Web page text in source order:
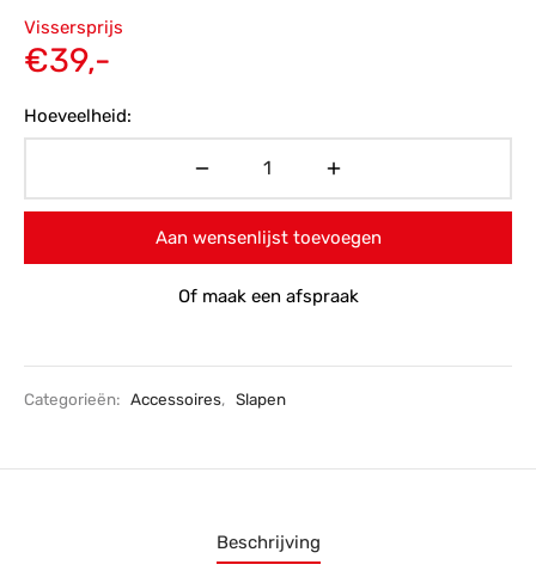
Oorspronkelijke
prijs was:
Vissersprijs
€39,-
€39,-.
Hoeveelheid:
Aan wensenlijst toevoegen
Of maak een afspraak
Categorieën: Accessoires, Slapen
Beschrijving